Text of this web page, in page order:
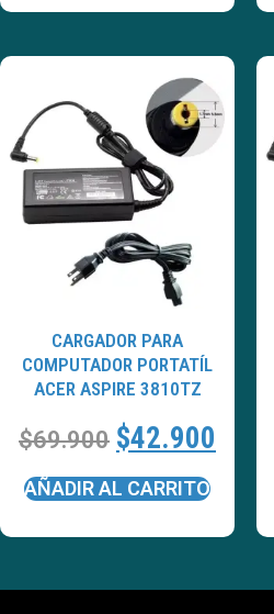
CARGADOR PARA
COMPUTADOR PORTATÍL
ACER ASPIRE 3810TZ
$69.900 $42.900
AÑADIR AL CARRITO